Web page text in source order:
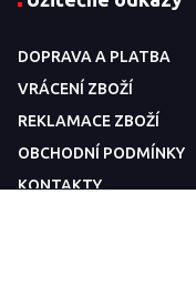
DOPRAVA A PLATBA
VRÁCENÍ ZBOŽÍ
REKLAMACE ZBOŽÍ
OBCHODNÍ PODMÍNKY
KONTAKTY